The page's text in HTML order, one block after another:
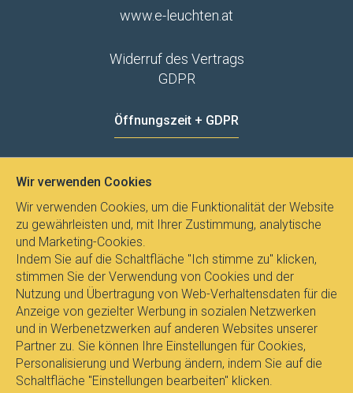
www.e-leuchten.at
Widerruf des Vertrags
GDPR
Öffnungszeit + GDPR
Wir verwenden Cookies
Wir verwenden Cookies, um die Funktionalität der Website
zu gewährleisten und, mit Ihrer Zustimmung, analytische
und Marketing-Cookies.
Indem Sie auf die Schaltfläche "Ich stimme zu" klicken,
stimmen Sie der Verwendung von Cookies und der
Nutzung und Übertragung von Web-Verhaltensdaten für die
Anzeige von gezielter Werbung in sozialen Netzwerken
und in Werbenetzwerken auf anderen Websites unserer
Partner zu. Sie können Ihre Einstellungen für Cookies,
Personalisierung und Werbung ändern, indem Sie auf die
Schaltfläche "Einstellungen bearbeiten" klicken.